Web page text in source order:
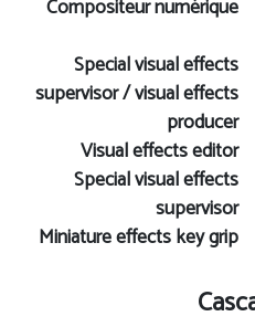
Compositeur numérique
Special visual effects
supervisor / visual effects
producer
Visual effects editor
Special visual effects
supervisor
Miniature effects key grip